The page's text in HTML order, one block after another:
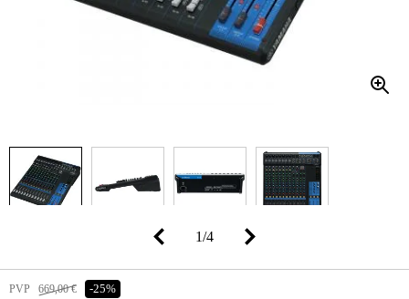
1/4
PVP 669,00 € -25%